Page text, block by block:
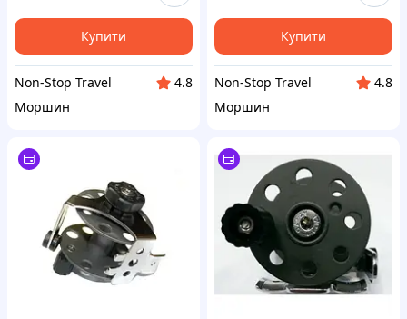
Купити
Non-Stop Travel
4.8
Моршин
Купити
Non-Stop Travel
4.8
Моршин